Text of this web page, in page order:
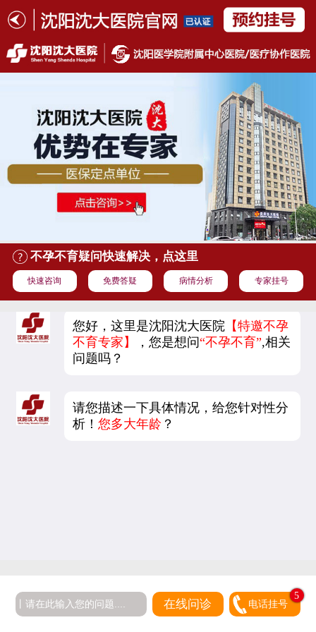
不孕不育疑问快速解决，点这里
快速咨询 免费答疑 病情分析 专家挂号
您好，这里是沈阳沈大医院 【特邀不孕
不育专家】
，您是想问“不孕不育”,相关
问题吗？
请您描述一下具体情况，给您针对性分
析！您多大年龄 ？
在线问诊 电话挂号
5